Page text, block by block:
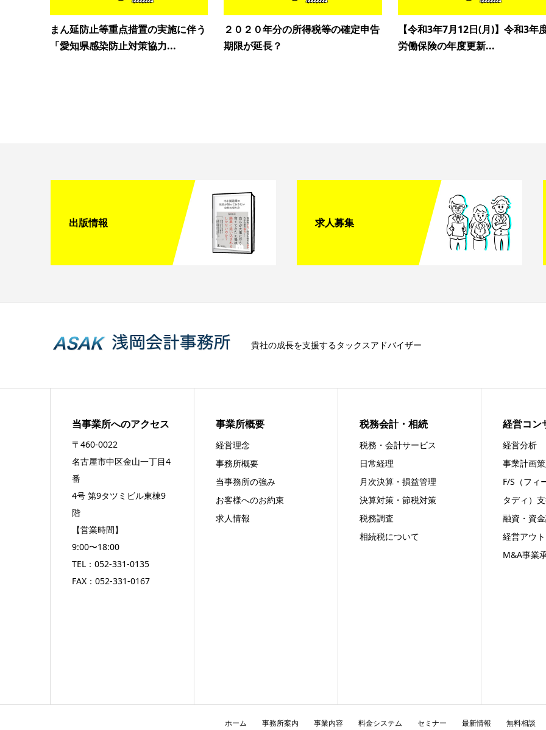
まん延防止等重点措置の実施に伴う
「愛知県感染防止対策協力...
２０２０年分の所得税等の確定申告
期限が延長？
【令和3年7月12日(月)】令和3年
労働保険の年度更新...
出版情報 求人募集
貴社の成長を支援するタックスアドバイザー
当事業所へのアクセス
〒460-0022
名古屋市中区金山一丁目4
番
4号 第9タツミビル東棟9
階
【営業時間】
9:00〜18:00
TEL： 052-331-0135
FAX：052-331-0167
事業所概要
経営理念
事務所概要
当事務所の強み
お客様へのお約束
求人情報
税務会計・相続
税務・会計サービス
日常経理
月次決算・損益管理
決算対策・節税対策
税務調査
相続税について
経営コン
経営分析
事業計画
F/S（フィ
タディ）
融資・資
経営アウ
M&A事業
ホーム 事務所案内 事業内容 料金システム セミナー 最新情報 無料相談